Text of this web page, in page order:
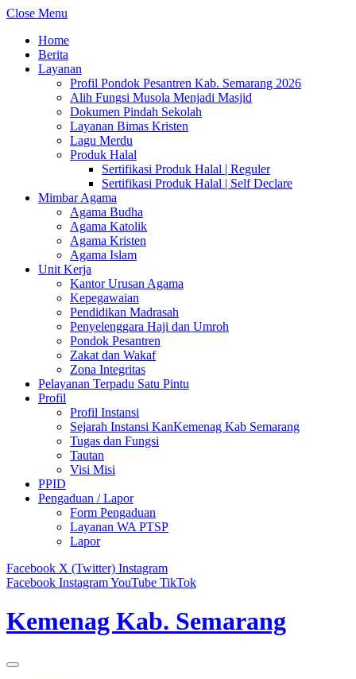
Close Menu
Home
Berita
Layanan
Profil Pondok Pesantren Kab. Semarang 2026
Alih Fungsi Musola Menjadi Masjid
Dokumen Pindah Sekolah
Layanan Bimas Kristen
Lagu Merdu
Produk Halal
Sertifikasi Produk Halal | Reguler
Sertifikasi Produk Halal | Self Declare
Mimbar Agama
Agama Budha
Agama Katolik
Agama Kristen
Agama Islam
Unit Kerja
Kantor Urusan Agama
Kepegawaian
Pendidikan Madrasah
Penyelenggara Haji dan Umroh
Pondok Pesantren
Zakat dan Wakaf
Zona Integritas
Pelayanan Terpadu Satu Pintu
Profil
Profil Instansi
Sejarah Instansi KanKemenag Kab Semarang
Tugas dan Fungsi
Tautan
Visi Misi
PPID
Pengaduan / Lapor
Form Pengaduan
Layanan WA PTSP
Lapor
Facebook X (Twitter) Instagram
Facebook InstagramYouTube TikTok
Kemenag Kab. Semarang